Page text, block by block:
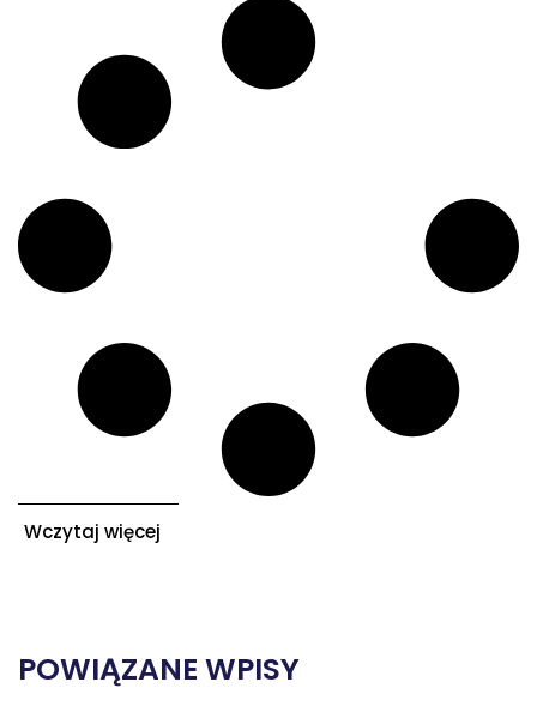
Wczytaj więcej
POWIĄZANE WPISY